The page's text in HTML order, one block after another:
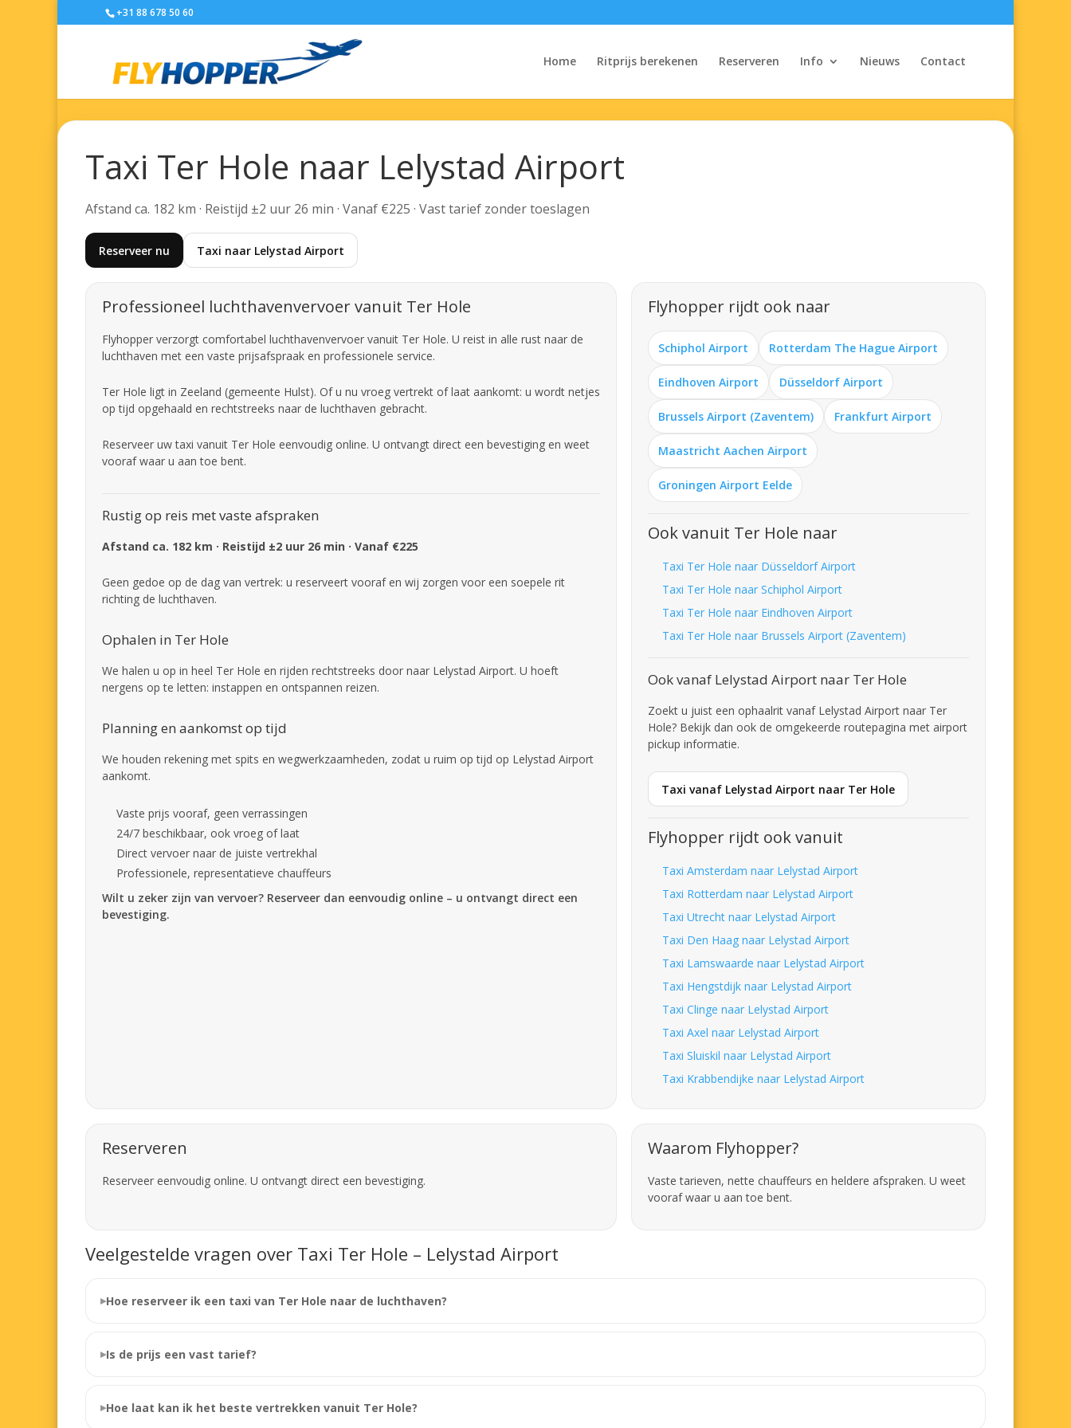
+31 88 678 50 60
Home Ritprijs berekenen Reserveren Info Nieuws Contact
Taxi Ter Hole naar Lelystad Airport
Afstand ca. 182 km · Reistijd ±2 uur 26 min · Vanaf €225 · Vast tarief zonder toeslagen
Reserveer nu Taxi naar Lelystad Airport
Professioneel luchthavenvervoer vanuit Ter Hole
Flyhopper verzorgt comfortabel luchthavenvervoer vanuit Ter Hole. U reist in alle rust naar de
luchthaven met een vaste prijsafspraak en professionele service.
Ter Hole ligt in Zeeland (gemeente Hulst). Of u nu vroeg vertrekt of laat aankomt: u wordt netjes
op tijd opgehaald en rechtstreeks naar de luchthaven gebracht.
Reserveer uw taxi vanuit Ter Hole eenvoudig online. U ontvangt direct een bevestiging en weet
vooraf waar u aan toe bent.
Rustig op reis met vaste afspraken
Afstand ca. 182 km · Reistijd ±2 uur 26 min · Vanaf €225
Geen gedoe op de dag van vertrek: u reserveert vooraf en wij zorgen voor een soepele rit
richting de luchthaven.
Ophalen in Ter Hole
We halen u op in heel Ter Hole en rijden rechtstreeks door naar Lelystad Airport. U hoeft
nergens op te letten: instappen en ontspannen reizen.
Planning en aankomst op tijd
We houden rekening met spits en wegwerkzaamheden, zodat u ruim op tijd op Lelystad Airport
aankomt.
Vaste prijs vooraf, geen verrassingen
24/7 beschikbaar, ook vroeg of laat
Direct vervoer naar de juiste vertrekhal
Professionele, representatieve chauffeurs
Wilt u zeker zijn van vervoer? Reserveer dan eenvoudig online – u ontvangt direct een
bevestiging.
Flyhopper rijdt ook naar
Schiphol Airport Rotterdam The Hague Airport
Eindhoven Airport Düsseldorf Airport
Brussels Airport (Zaventem) Frankfurt Airport
Maastricht Aachen Airport
Groningen Airport Eelde
Ook vanuit Ter Hole naar
Taxi Ter Hole naar Düsseldorf Airport
Taxi Ter Hole naar Schiphol Airport
Taxi Ter Hole naar Eindhoven Airport
Taxi Ter Hole naar Brussels Airport (Zaventem)
Ook vanaf Lelystad Airport naar Ter Hole
Zoekt u juist een ophaalrit vanaf Lelystad Airport naar Ter
Hole? Bekijk dan ook de omgekeerde routepagina met airport
pickup informatie.
Taxi vanaf Lelystad Airport naar Ter Hole
Flyhopper rijdt ook vanuit
Taxi Amsterdam naar Lelystad Airport
Taxi Rotterdam naar Lelystad Airport
Taxi Utrecht naar Lelystad Airport
Taxi Den Haag naar Lelystad Airport
Taxi Lamswaarde naar Lelystad Airport
Taxi Hengstdijk naar Lelystad Airport
Taxi Clinge naar Lelystad Airport
Taxi Axel naar Lelystad Airport
Taxi Sluiskil naar Lelystad Airport
Taxi Krabbendijke naar Lelystad Airport
Reserveren
Reserveer eenvoudig online. U ontvangt direct een bevestiging.
Waarom Flyhopper?
Vaste tarieven, nette chauffeurs en heldere afspraken. U weet
vooraf waar u aan toe bent.
Veelgestelde vragen over Taxi Ter Hole – Lelystad Airport
Hoe reserveer ik een taxi van Ter Hole naar de luchthaven?
Is de prijs een vast tarief?
Hoe laat kan ik het beste vertrekken vanuit Ter Hole?